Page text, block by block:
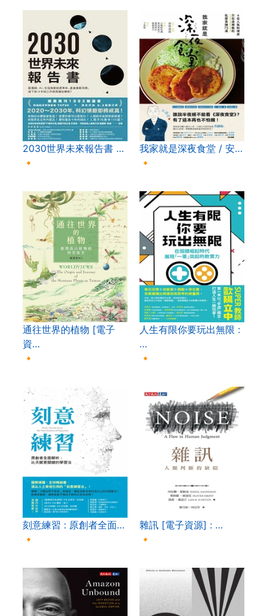
2030世界未來報告書 …
🔸
我家就是深夜食堂 / 安…
🔸
通往世界的植物 [電子
資…
🔸
人生有限你要玩出無限 :
…
🔸
刻意練習 : 原創者全面…
🔸
雜訊 [電子資源] : …
🔸